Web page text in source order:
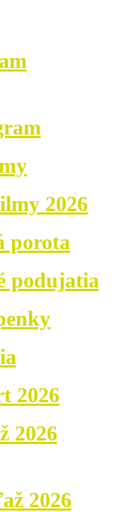
2026
porota
podujatia
2026
2026
2026